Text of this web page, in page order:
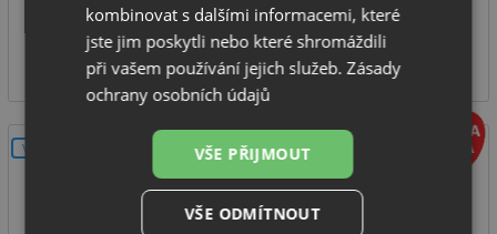
SKLADEM
1 390 Kč
V SETU
kombinovat s dalšími informacemi, které
jste jim poskytli nebo které shromáždili
při vašem používání jejich služeb.Zásady
ochrany osobních údajů
VŠE PŘIJMOUT
VŠE ODMÍTNOUT